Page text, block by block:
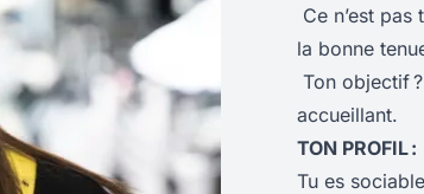
Ce n’est pas
la bonne
Ton objectif
accueillant.
TON PROFIL :
Tu es